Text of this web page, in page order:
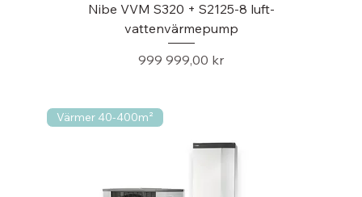
Nibe VVM S320 + S2125-8 luft-
vattenvärmepump
Pris
999 999,00 kr
Värmer 40-400m²